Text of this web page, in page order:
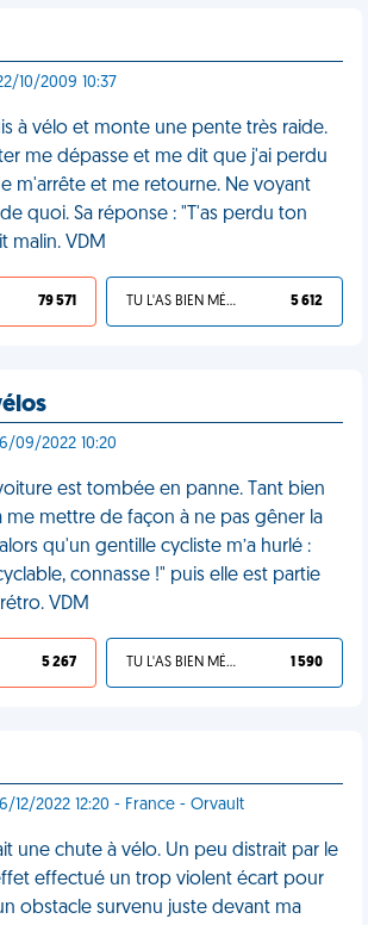
10/2009 10:37
à vélo et monte une pente très raide.
me dépasse et me dit que j'ai perdu
m'arrête et me retourne. Ne voyant
quoi. Sa réponse : "T'as perdu ton
malin. VDM
79 571 TU L'AS BIEN MÉRITÉ 5 612
09/2022 10:20
est tombée en panne. Tant bien
me mettre de façon à ne pas gêner la
qu'un gentille cycliste m’a hurlé :
connasse !" puis elle est partie
VDM
5 267 TU L'AS BIEN MÉRITÉ 1 590
12/2022 12:20 - France - Orvault
une chute à vélo. Un peu distrait par le
effectué un trop violent écart pour
obstacle survenu juste devant ma